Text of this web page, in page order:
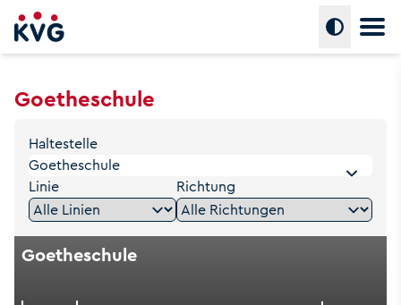
Goetheschule
Haltestelle
Linie Richtung
Goetheschule